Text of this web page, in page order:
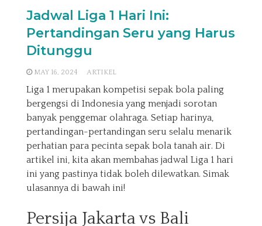
Jadwal Liga 1 Hari Ini:
Pertandingan Seru yang Harus
Ditunggu
MAY 16, 2024 ARTIKEL
Liga 1 merupakan kompetisi sepak bola paling
bergengsi di Indonesia yang menjadi sorotan
banyak penggemar olahraga. Setiap harinya,
pertandingan-pertandingan seru selalu menarik
perhatian para pecinta sepak bola tanah air. Di
artikel ini, kita akan membahas jadwal Liga 1 hari
ini yang pastinya tidak boleh dilewatkan. Simak
ulasannya di bawah ini!
Persija Jakarta vs Bali